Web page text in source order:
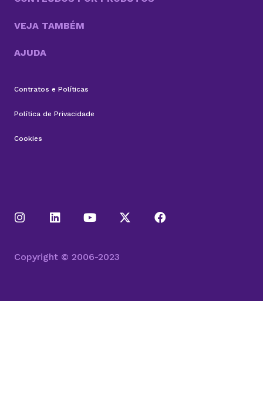
VEJA TAMBÉM
AJUDA
Contratos e Políticas
Política de Privacidade
Cookies
Copyright © 2006-2023